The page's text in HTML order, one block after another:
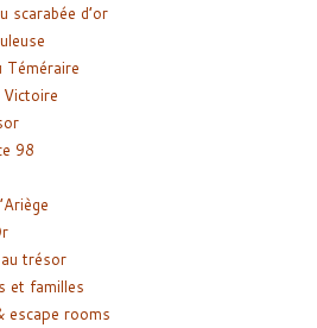
scarabée d’or
Téméraire
Victoire
98
trésor
et familles
escape rooms